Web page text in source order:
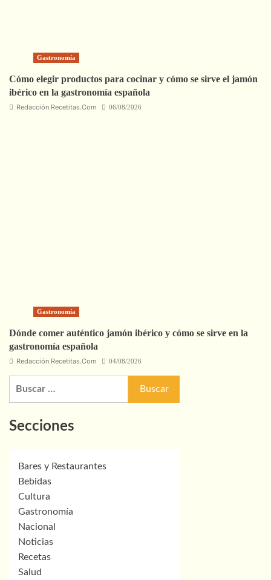
Gastronomía
Cómo elegir productos para cocinar y cómo se sirve el jamón
ibérico en la gastronomía española
Redacción Recetitas.Com 06/08/2026
Gastronomía
Dónde comer auténtico jamón ibérico y cómo se sirve en la
gastronomía española
Redacción Recetitas.Com 04/08/2026
Secciones
Bares y Restaurantes
Bebidas
Cultura
Gastronomía
Nacional
Noticias
Recetas
Salud